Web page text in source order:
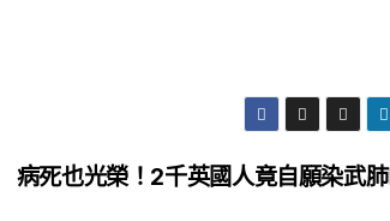
病死也光榮！2千英國人竟自願染武肺